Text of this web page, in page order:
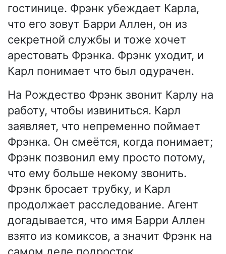
гостинице. Фрэнк убеждает Карла,
что его зовут Барри Аллен, он из
секретной службы и тоже хочет
арестовать Фрэнка. Фрэнк уходит, и
Карл понимает что был одурачен.
На Рождество Фрэнк звонит Карлу на
работу, чтобы извиниться. Карл
заявляет, что непременно поймает
Фрэнка. Он смеётся, когда понимает;
Фрэнк позвонил ему просто потому,
что ему больше некому звонить.
Фрэнк бросает трубку, и Карл
продолжает расследование. Агент
догадывается, что имя Барри Аллен
взято из комиксов, а значит Фрэнк на